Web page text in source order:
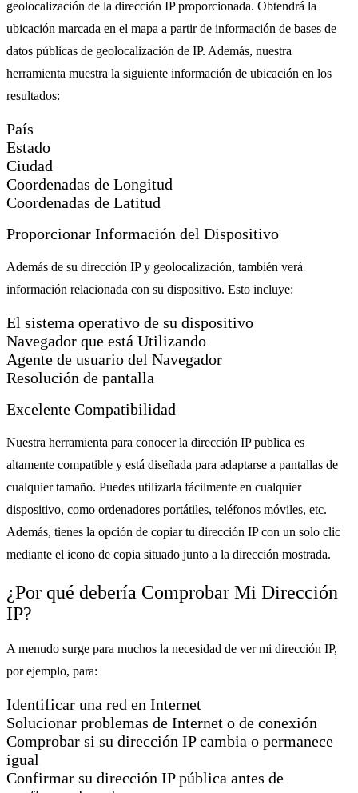
geolocalización de la dirección IP proporcionada. Obtendrá la
ubicación marcada en el mapa a partir de información de bases de
datos públicas de geolocalización de IP. Además, nuestra
herramienta muestra la siguiente información de ubicación en los
resultados:
País
Estado
Ciudad
Coordenadas de Longitud
Coordenadas de Latitud
Proporcionar Información del Dispositivo
Además de su dirección IP y geolocalización, también verá
información relacionada con su dispositivo. Esto incluye:
El sistema operativo de su dispositivo
Navegador que está Utilizando
Agente de usuario del Navegador
Resolución de pantalla
Excelente Compatibilidad
Nuestra herramienta para conocer la dirección IP publica es
altamente compatible y está diseñada para adaptarse a pantallas de
cualquier tamaño. Puedes utilizarla fácilmente en cualquier
dispositivo, como ordenadores portátiles, teléfonos móviles, etc.
Además, tienes la opción de copiar tu dirección IP con un solo clic
mediante el icono de copia situado junto a la dirección mostrada.
¿Por qué debería Comprobar Mi Dirección
IP?
A menudo surge para muchos la necesidad de ver mi dirección IP,
por ejemplo, para:
Identificar una red en Internet
Solucionar problemas de Internet o de conexión
Comprobar si su dirección IP cambia o permanece
igual
Confirmar su dirección IP pública antes de